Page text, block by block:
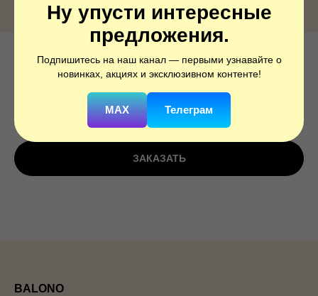
Ну упусти интересные
предложения.
Подпишитесь на наш канал — первыми узнавайте о
новинках, акциях и эксклюзивном контенте!
MAX Телеграм
Фиксики Друзья
250 р.
ЗАКАЗАТЬ
BALONO